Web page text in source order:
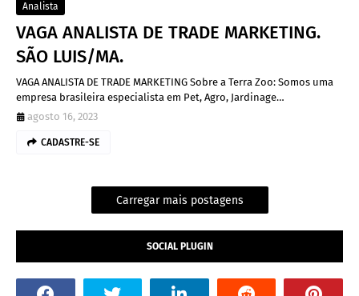
Analista
VAGA ANALISTA DE TRADE MARKETING.
SÃO LUIS/MA.
VAGA ANALISTA DE TRADE MARKETING Sobre a Terra Zoo: Somos uma
empresa brasileira especialista em Pet, Agro, Jardinage…
agosto 16, 2023
CADASTRE-SE
Carregar mais postagens
SOCIAL PLUGIN